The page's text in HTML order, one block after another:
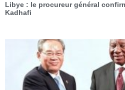
Libye : le procureur général
Kadhafi